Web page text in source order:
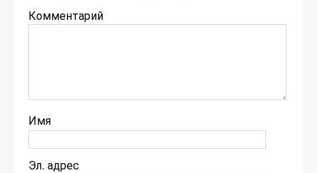
Комментарий
Имя
Эл. адрес